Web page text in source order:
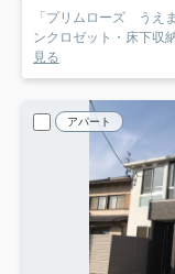
「プリムローズ うえ
ンクロゼット・床下収
見る
アパート